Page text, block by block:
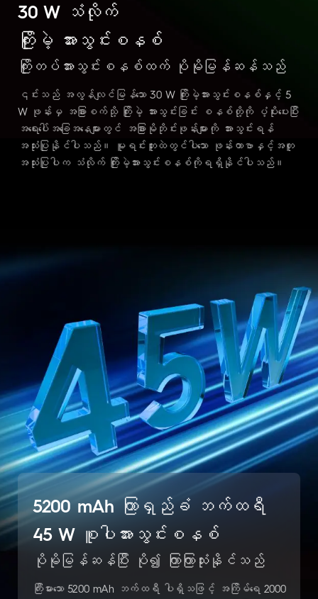
30 W သံလိုက်
ကြိုးမဲ့ အားသွင်းစနစ်
ကြိုးတပ်အားသွင်းစနစ်ထက် ပိုမိုမြန်ဆန်သည်
၎င်းသည် အလွန်လျင်မြန်သော 30 W ကြိုးမဲ့အားသွင်းစနစ်နှင့် 5
W ဖုန်းမှ အခြားစက်သို့ ကြိုးမဲ့ အားသွင်းခြင်း စနစ်တို့ကို ပံ့ပိုးပေးပြီး
အရေးပေါ်အခြေအနေများတွင် အခြားမိုဘိုင်းဖုန်းများကို အားသွင်းရန်
အသုံးပြုနိုင်ပါသည်။ မူရင်းဘူးထဲတွင်ပါသော ဖုန်းကာဗာနှင့်အတူ
အသုံးပြုပါက သံလိုက် ကြိုးမဲ့အားသွင်းစနစ်ကိုရရှိနိုင်ပါသည်။
5200 mAh ကြာရှည်ခံ ဘက်ထရီ
45 W စူပါအားသွင်းစနစ်
ပိုမိုမြန်ဆန်ပြီး ပို၍ ကြာကြာသုံးနိုင်သည်
ကြီးမားသော 5200 mAh ဘက်ထရီ ပါရှိသဖြင့် အကြိမ်ရေ 2000